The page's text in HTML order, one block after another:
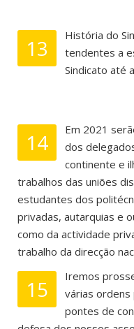
13
História do
tendentes a
Sindicato até
14
Em 2021
dos
continente e
trabalhos das uniões
estudantes dos
privadas, autarquias e
como da actividade
trabalho da direcção
15
Iremos
várias
pontes de